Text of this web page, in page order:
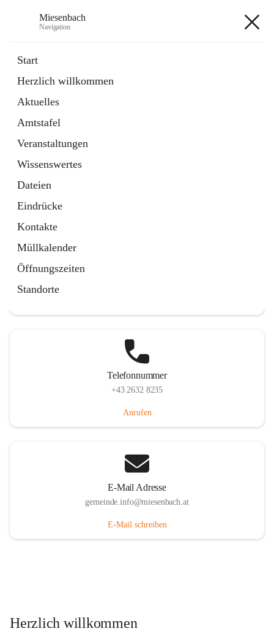
Miesenbach
Navigation
Start
Herzlich willkommen
Aktuelles
Amtstafel
Veranstaltungen
Wissenswertes
Dateien
Eindrücke
Kontakte
Müllkalender
Öffnungszeiten
Standorte
Externe Webseite
in
Tab
Region Schneebergland
Externe Webseite
öffnet
in
neuem
Tab
Telefonnummer
+43 2632 8235
Anrufen
E-Mail Adresse
gemeinde.info@miesenbach.at
E-Mail schreiben
Herzlich willkommen